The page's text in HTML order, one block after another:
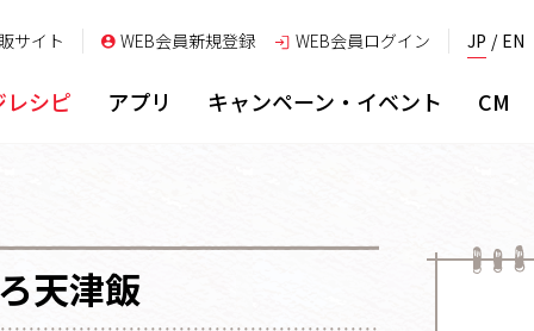
サイト WEB会員新規登録 WEB会員ログイン JP EN
レシピ アプリ キャンペーン・イベント CM
天津飯